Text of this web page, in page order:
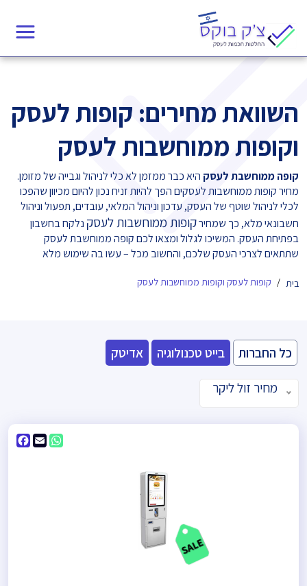
content
השוואת מחירים: קופות לעסק
וקופות ממוחשבות לעסק
קופה ממוחשבת לעסק היא כבר ממזמן לא כלי לניהול וגבייה של מזומן.
מחיר קופות ממוחשבות לעסקים הפך להיות זניח נכון להיום מכיוון שהפכו
לכלי לניהול שוטף של העסק, עדכון וניהול המלאי, עובדים, תפעול וניהול
חשבונאי מלא, כך שמחירקופות ממוחשבות לעסק נלקח בחשבון
בפתיחת העסק. המשיכו לגלול ומצאו לכם קופה ממוחשבת לעסק
שתתאים לצרכי העסק שלכם, והחשוב מכל – עשו בה שימוש מלא
בית קופות לעסק וקופות ממוחשבות לעסק
כל החברות בייט טכנולוגיה אדיטק
מחיר זול ליקר
Email
WhatsApp